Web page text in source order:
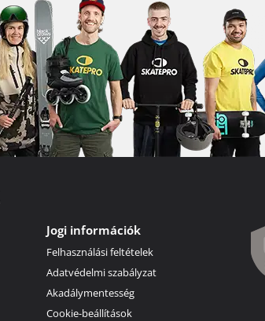
Jogi információk
Felhasználási feltételek
Adatvédelmi szabályzat
Akadálymentesség
Cookie-beállítások